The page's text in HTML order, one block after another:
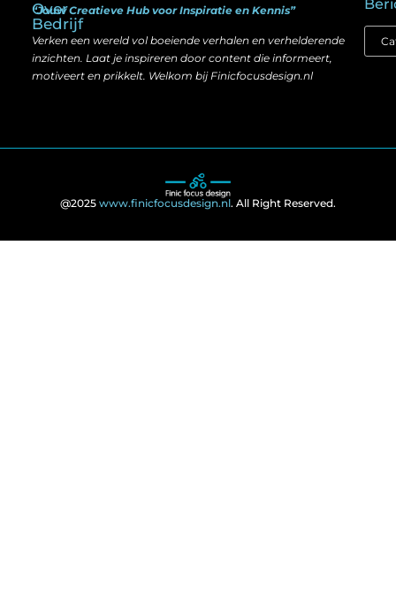
Over
Bedrijf
“Jouw Creatieve Hub voor Inspiratie en Kennis”
Verken een wereld vol boeiende verhalen en verhelderende
inzichten. Laat je inspireren door content die informeert,
motiveert en prikkelt. Welkom bij Finicfocusdesign.nl
@2025 www.finicfocusdesign.nl. All Right Reserved.